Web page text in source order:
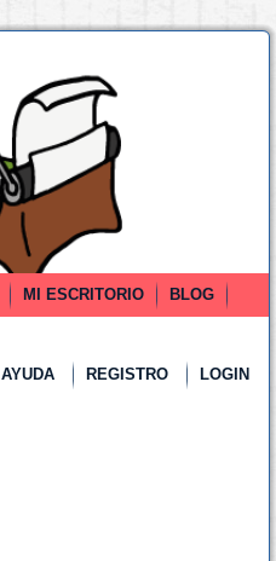
MI ESCRITORIO
BLOG
AYUDA REGISTRO LOGIN